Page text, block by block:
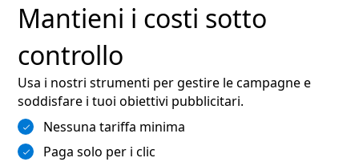
Mantieni i costi sotto
controllo
Usa i nostri strumenti per gestire le campagne e
soddisfare i tuoi obiettivi pubblicitari.
Nessuna tariffa minima
Paga solo per i clic